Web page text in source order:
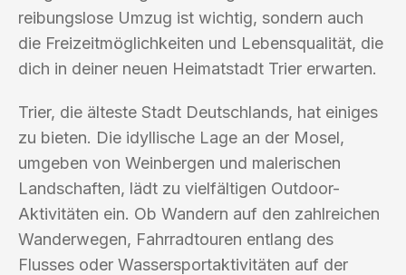
reibungslose Umzug ist wichtig, sondern auch
die Freizeitmöglichkeiten und Lebensqualität, die
dich in deiner neuen Heimatstadt Trier erwarten.
Trier, die älteste Stadt Deutschlands, hat einiges
zu bieten. Die idyllische Lage an der Mosel,
umgeben von Weinbergen und malerischen
Landschaften, lädt zu vielfältigen Outdoor-
Aktivitäten ein. Ob Wandern auf den zahlreichen
Wanderwegen, Fahrradtouren entlang des
Flusses oder Wassersportaktivitäten auf der